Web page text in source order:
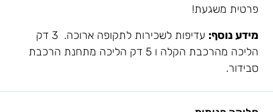
פרטית משגעת!
מידע נוסף:
עדיפות לשכירות לתקופה ארוכה. 3 דק
הליכה מהרכבת הקלה ו 5 דק הליכה מתחנת הרכבת
סבידור.